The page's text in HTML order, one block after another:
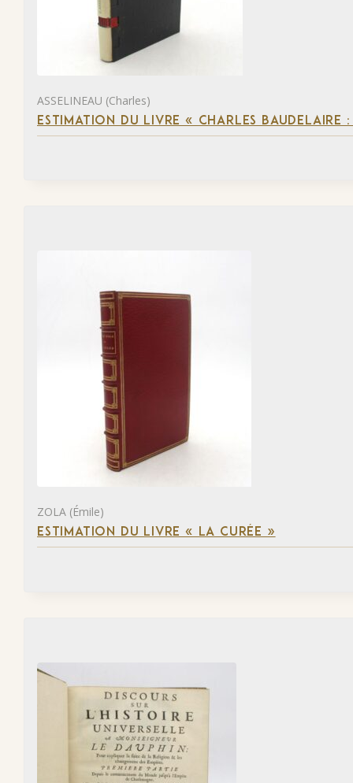
ASSELINEAU (Charles)
ESTIMATION DU LIVRE « CHARLES BAUDELAIRE
ZOLA (Émile)
ESTIMATION DU LIVRE « LA CURÉE »